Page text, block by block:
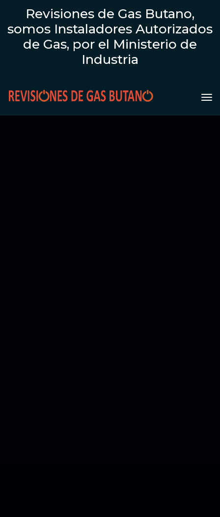
Revisiones de Gas Butano,
somos Instaladores Autorizados
de Gas, por el Ministerio de
Industria